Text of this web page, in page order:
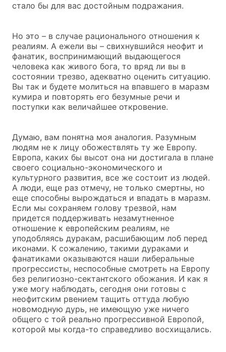
стало бы для вас достойным подражания.
Но это – в случае рационального отношения к
реалиям. А ежели вы – свихнувшийся неофит и
фанатик, воспринимающий выдающегося
человека как живого бога, то вряд ли вы в
состоянии трезво, адекватно оценить ситуацию.
Вы так и будете молиться на впавшего в маразм
кумира и повторять его безумные речи и
поступки как величайшее откровение.
Думаю, вам понятна моя аналогия. Разумным
людям не к лицу обожествлять ту же Европу.
Европа, каких бы высот она ни достигала в плане
своего социально-экономического и
культурного развития, все же состоит из людей.
А люди, еще раз отмечу, не только смертны, но
еще способны вырождаться и впадать в маразм.
Если мы сохраняем голову трезвой, нам
придется поддерживать незамутненное
отношение к европейским реалиям, не
уподобляясь дуракам, расшибающим лоб перед
иконами. К сожалению, такими дураками и
фанатиками оказываются наши либеральные
прогрессисты, неспособные смотреть на Европу
без религиозно-сектантского обожания. И как я
уже могу наблюдать, сегодня они готовы с
неофитским рвением тащить оттуда любую
новомодную дурь, не имеющую уже ничего
общего с той реально прогрессивной Европой,
которой мы когда-то справедливо восхищались.